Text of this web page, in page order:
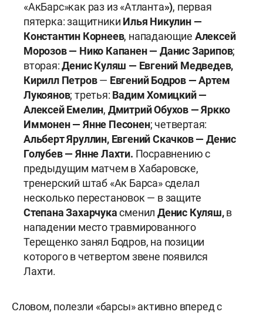
«АкБарс»как раз из «Атланта»), первая
пятерка: защитники Илья Никулин —
Константин Корнеев, нападающие Алексей
Морозов — Нико Капанен — Данис Зарипов;
вторая:Денис Куляш — Евгений Медведев,
Кирилл Петров— Евгений Бодров — Артем
Лукоянов; третья: Вадим Хомицкий —
Алексей Емелин, Дмитрий Обухов — Яркко
Иммонен — Янне Песонен; четвертая:
Альберт Яруллин, Евгений Скачков — Денис
Голубев — Янне Лахти. Посравнению с
предыдущим матчем в Хабаровске,
тренерский штаб «Ак Барса» сделал
несколько перестановок — в защите
Степана ЗахарчукасменилДенис Куляш,в
нападении место травмированного
Терещенко занял Бодров, на позиции
которого в четвертом звене появился
Лахти.
Словом, полезли «барсы» активно вперед с